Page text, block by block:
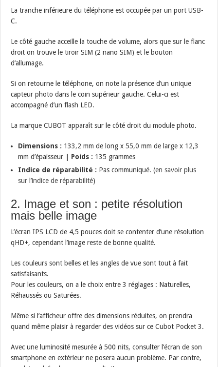
La tranche inférieure du téléphone est occupée par un port USB-
C.
Le côté gauche acceille la touche de volume, alors que sur le flanc
droit on trouve le tiroir SIM (2 nano SIM) et le bouton
d’allumage.
Si on retourne le téléphone, on note la présence d’un unique
capteur photo dans le coin supérieur gauche. Celui-ci est
accompagné d’un flash LED.
La marque CUBOT apparaît sur le côté droit du module photo.
Dimensions : 133,2 mm de long x 55,0 mm de large x 12,3
mm d’épaisseur | Poids : 135 grammes
Indice de réparabilité : Pas communiqué. (en savoir plus
sur l’indice de réparabilité)
2. Image et son : petite résolution
mais belle image
L’écran IPS LCD de 4,5 pouces doit se contenter d’une résolution
qHD+, cependant l’image reste de bonne qualité.
Les couleurs sont belles et les angles de vue sont tout à fait
satisfaisants.
Pour les couleurs, on a le choix entre 3 réglages : Naturelles,
Réhaussés ou Saturées.
Même si l’afficheur offre des dimensions réduites, on prendra
quand même plaisir à regarder des vidéos sur ce Cubot Pocket 3.
Avec une luminosité mesurée à 500 nits, consulter l’écran de son
smartphone en extérieur ne posera aucun problème. Par contre,